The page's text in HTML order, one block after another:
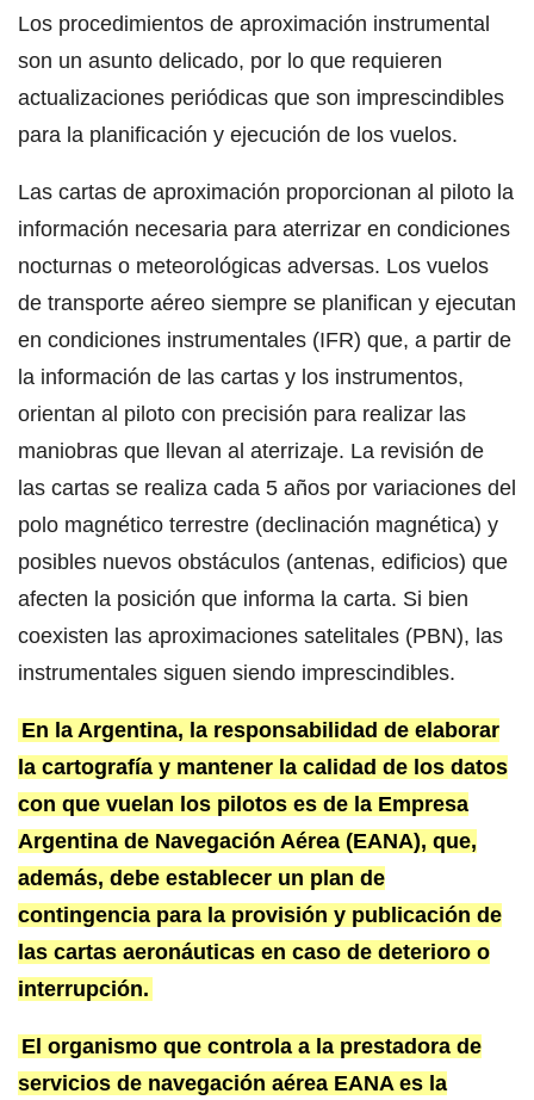
Los procedimientos de aproximación instrumental
son un asunto delicado, por lo que requieren
actualizaciones periódicas que son imprescindibles
para la planificación y ejecución de los vuelos.
Las cartas de aproximación proporcionan al piloto la
información necesaria para aterrizar en condiciones
nocturnas o meteorológicas adversas. Los vuelos
de transporte aéreo siempre se planifican y ejecutan
en condiciones instrumentales (IFR) que, a partir de
la información de las cartas y los instrumentos,
orientan al piloto con precisión para realizar las
maniobras que llevan al aterrizaje. La revisión de
las cartas se realiza cada 5 años por variaciones del
polo magnético terrestre (declinación magnética) y
posibles nuevos obstáculos (antenas, edificios) que
afecten la posición que informa la carta. Si bien
coexisten las aproximaciones satelitales (PBN), las
instrumentales siguen siendo imprescindibles.
En la Argentina, la responsabilidad de elaborar
la cartografía y mantener la calidad de los datos
con que vuelan los pilotos es de la Empresa
Argentina de Navegación Aérea (EANA), que,
además, debe establecer un plan de
contingencia para la provisión y publicación de
las cartas aeronáuticas en caso de deterioro o
interrupción.
El organismo que controla a la prestadora de
servicios de navegación aérea EANA es la